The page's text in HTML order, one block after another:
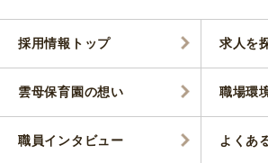
採用情報トップ 求人を
雲母保育園の想い 職場環
職員インタビュー よくあ